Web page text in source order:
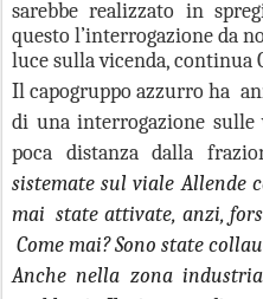
sarebbe realizzato in
questo l’interrogazione da
luce sulla vicenda, continua
Il capogruppo azzurro ha
di una interrogazione
poca distanza dalla
sistemate sul viale Allende
mai state attivate, anzi,
Come mai? Sono state
Anche nella zona